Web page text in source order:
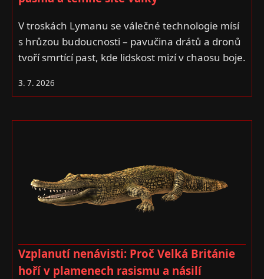
V troskách Lymanu se válečné technologie mísí
s hrůzou budoucnosti – pavučina drátů a dronů
tvoří smrtící past, kde lidskost mizí v chaosu boje.
3. 7. 2026
Vzplanutí nenávisti: Proč Velká Británie
hoří v plamenech rasismu a násilí